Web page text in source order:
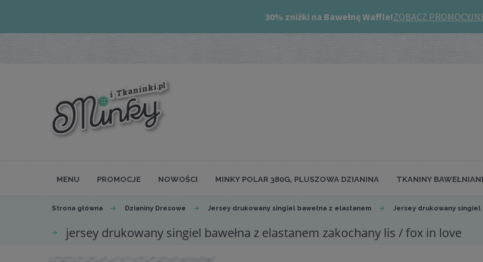
MENU PROMOCJE NOWOŚCI MINKY POLAR 380G, PLUSZOWA DZIANINA TKANINY
Strona główna Dzianiny Dresowe Jersey drukowany singiel bawełna z elastanem Jersey drukowany singiel
jersey drukowany singiel bawełna z elastanem zakochany lis / fox in love